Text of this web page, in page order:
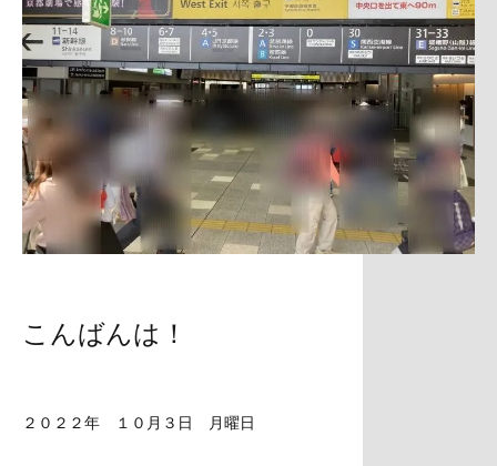
こんばんは！
２０２２年 １０月３日 月曜日